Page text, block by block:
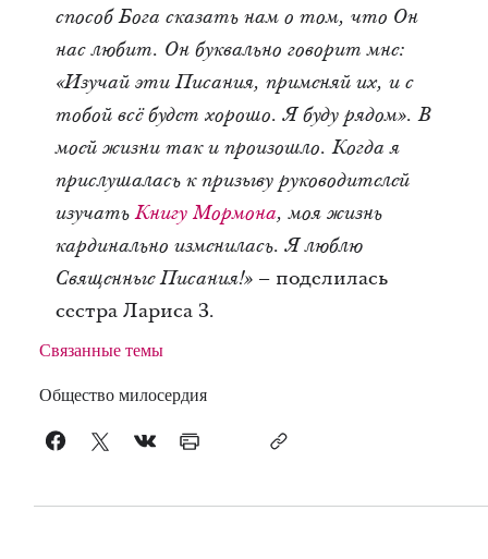
способ Бога сказать нам о том, что Он
нас любит. Он буквально говорит мне:
«Изучай эти Писания, применяй их, и с
тобой всё будет хорошо. Я буду рядом». В
моей жизни так и произошло. Когда я
прислушалась к призыву руководителей
изучатьКнигу Мормона, моя жизнь
кардинально изменилась. Я люблю
Священные Писания!»– поделилась
сестра Лариса З.
Связанные темы
Общество милосердия